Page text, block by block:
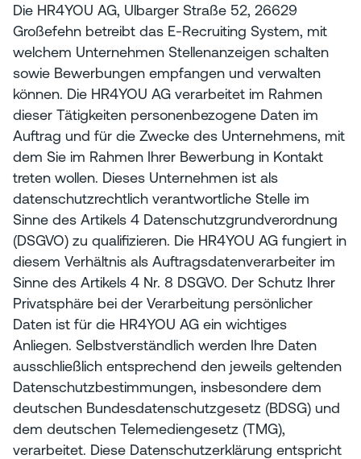
Die HR4YOU AG, Ulbarger Straße 52, 26629
Großefehn betreibt das E-Recruiting System, mit
welchem Unternehmen Stellenanzeigen schalten
sowie Bewerbungen empfangen und verwalten
können. Die HR4YOU AG verarbeitet im Rahmen
dieser Tätigkeiten personenbezogene Daten im
Auftrag und für die Zwecke des Unternehmens, mit
dem Sie im Rahmen Ihrer Bewerbung in Kontakt
treten wollen. Dieses Unternehmen ist als
datenschutzrechtlich verantwortliche Stelle im
Sinne des Artikels 4 Datenschutzgrundverordnung
(DSGVO) zu qualifizieren. Die HR4YOU AG fungiert in
diesem Verhältnis als Auftragsdatenverarbeiter im
Sinne des Artikels 4 Nr. 8 DSGVO. Der Schutz Ihrer
Privatsphäre bei der Verarbeitung persönlicher
Daten ist für die HR4YOU AG ein wichtiges
Anliegen. Selbstverständlich werden Ihre Daten
ausschließlich entsprechend den jeweils geltenden
Datenschutzbestimmungen, insbesondere dem
deutschen Bundesdatenschutzgesetz (BDSG) und
dem deutschen Telemediengesetz (TMG),
verarbeitet. Diese Datenschutzerklärung entspricht